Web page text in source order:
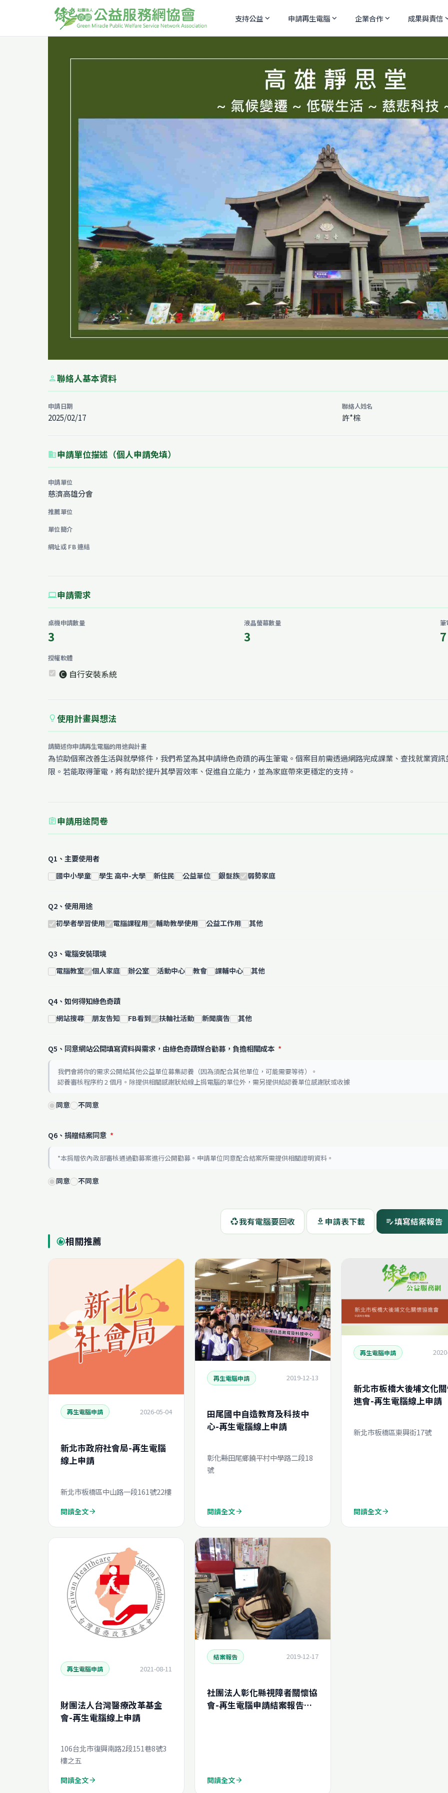
支持公益expand_more 申請再生電腦expand_more 企業合作expand_more 成果與責信
person聯絡人基本資料
申請日期
2025/02/17
聯絡人姓名
許*棕
business申請單位描述（個人申請免填）
申請單位
慈濟高雄分會
推薦單位
單位簡介
網址或 FB 連結
computer申請需求
桌機申請數量
3
液晶螢幕數量
3
筆
7
授權軟體
🅒 自行安裝系統
lightbulb 使用計畫與想法
請簡述你申請再生電腦的用途與計畫
為協助個案改善生活與就學條件，我們希望為其申請綠色奇蹟的再生筆電。個案目前需透過網路完成課業、查找就業資
限。若能取得筆電，將有助於提升其學習效率、促進自立能力，並為家庭帶來更穩定的支持。
assignment申請用途問卷
Q1、主要使用者
國中小學童 學生 高中-大學 新住民 公益單位 銀髮族 弱勢家庭
Q2、使用用途
初學者學習使用 電腦課程用 輔助教學使用 公益工作用 其他
Q3、電腦安裝環境
電腦教室 個人家庭 辦公室 活動中心 教會 課輔中心 其他
Q4、如何得知綠色奇蹟
網站搜尋 朋友告知 FB看到 扶輪社活動 新聞廣告 其他
Q5、同意網站公開填寫資料與需求，由綠色奇蹟媒合勸募，負擔相關成本 *
我們會將你的需求公開給其他公益單位募集認養（因為須配合其他單位，可能需要等待）。
認養審核程序約 2 個月。除提供相關感謝狀給線上捐電腦的單位外，需另提供給認養單位感謝狀或收據
同意 不同意
Q6、捐贈結案同意 *
*本捐贈依內政部審核通過勸募案進行公開勸募。申請單位同意配合結案所需提供相關證明資料。
同意 不同意
recycling我有電腦要回收 download 申請表下載 edit_note填寫結案報告
recommend相關推薦
再生電腦申請 2026-05-04
新北市政府社會局-再生電腦
線上申請
新北市板橋區中山路一段161號22樓
閱讀全文arrow_forward
再生電腦申請 2019-12-13
田尾國中自造教育及科技中
心-再生電腦線上申請
彰化縣田尾鄉饒平村中學路二段18
號
閱讀全文arrow_forward
再生電腦申請
新北市板橋大後埔文化
進會-再生電腦線上申請
新北市板橋區東興街17號
閱讀全文arrow_forward
再生電腦申請 2021-08-11
財團法人台灣醫療改革基金
會-再生電腦線上申請
106台北市復興南路2段151巷8號3
樓之五
閱讀全文arrow_forward
結案報告 2019-12-17
社團法人彰化縣視障者關懷協
會-再生電腦申請結案報告
閱讀全文arrow_forward